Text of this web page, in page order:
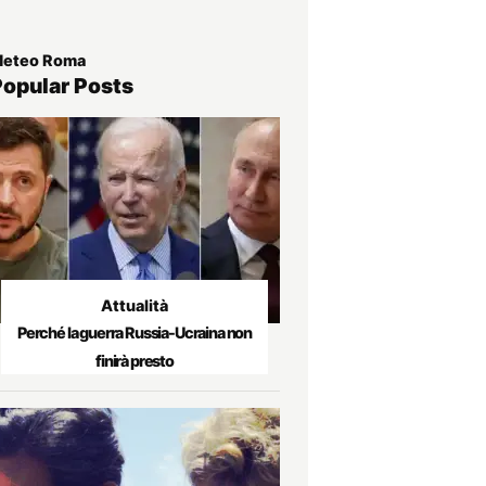
Roma
Posts
Attualità
Perché la guerra Russia-Ucraina non
finirà presto